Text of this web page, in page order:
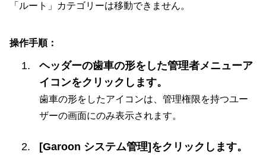
「ルート」カテゴリーは移動できません。
操作手順：
ヘッダーの歯車の形をした管理者メニューア
イコンをクリックします。
歯車の形をしたアイコンは、管理権限を持つユー
ザーの画面にのみ表示されます。
[Garoon システム管理]をクリックします。